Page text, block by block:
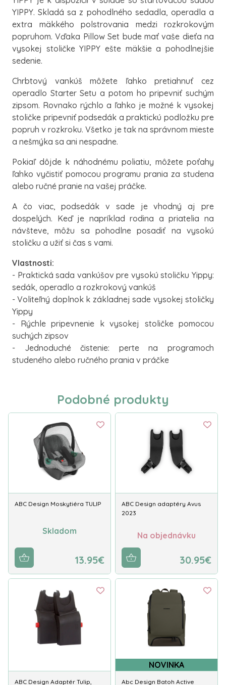
YIPPY. Skladá sa z pohodlného sedadla, operadla a
extra mäkkého polstrovania medzi rozkrokovým
popruhom. Vďaka Pillow Set bude mať vaše dieťa na
vysokej stoličke YIPPY ešte mäkšie a pohodlnejšie
sedenie.
Chrbtový vankúš môžete ľahko pretiahnuť cez
operadlo Starter Setu a potom ho pripevniť suchým
zipsom. Rovnako rýchlo a ľahko je možné k vysokej
stoličke pripevniť podsedák a praktickú podložku pre
popruh v rozkroku. Všetko je tak na správnom mieste
a nešmýka sa ani nespadne.
Pokiaľ dôjde k náhodnému poliatiu, môžete poťahy
ľahko vyčistiť pomocou programu prania za studena
alebo ručné pranie na vašej práčke.
A čo viac, podsedák v sade je vhodný aj pre
dospelých. Keď je napríklad rodina a priatelia na
návšteve, môžu sa pohodlne posadiť na vysokú
stoličku a užiť si čas s vami.
Vlastnosti:
- Praktická sada vankúšov pre vysokú stoličku Yippy:
sedák, operadlo a rozkrokový vankúš
- Voliteľný doplnok k základnej sade vysokej stoličky
Yippy
- Rýchle pripevnenie k vysokej stoličke pomocou
suchých zipsov
- Jednoduché čistenie: perte na programoch
studeného alebo ručného prania v práčke
Podobné produkty
ABC Design Moskytiéra TULIP
Skladom
13.95€
ABC Design adaptéry Avus
2023
Na objednávku
30.95€
ABC Design Adaptér Tulip,
NOVINKA
Abc Design Batoh Active